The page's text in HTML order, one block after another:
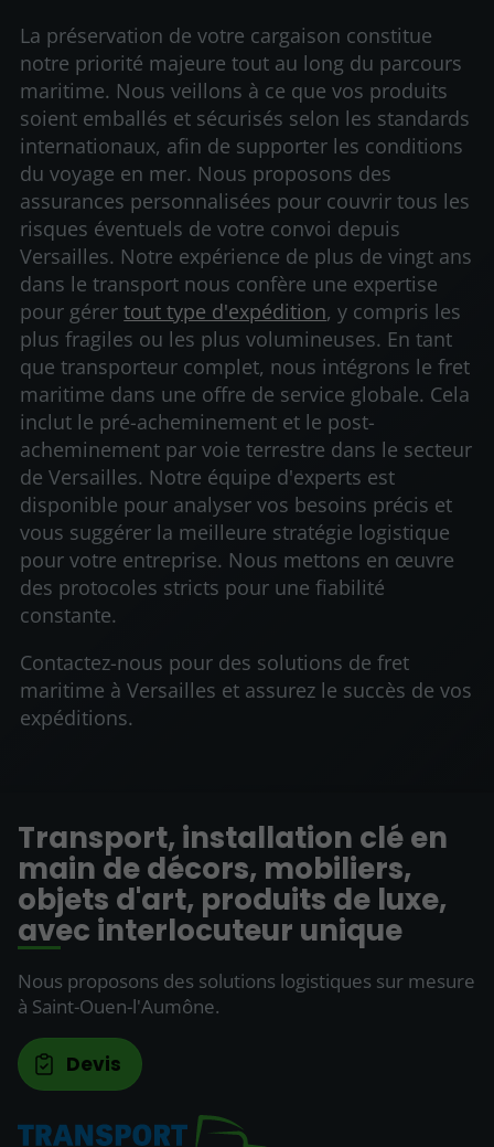
La préservation de votre cargaison constitue
notre priorité majeure tout au long du parcours
maritime. Nous veillons à ce que vos produits
soient emballés et sécurisés selon les standards
internationaux, afin de supporter les conditions
du voyage en mer. Nous proposons des
assurances personnalisées pour couvrir tous les
risques éventuels de votre convoi depuis
Versailles. Notre expérience de plus de vingt ans
dans le transport nous confère une expertise
pour gérertout type d'expédition, y compris les
plus fragiles ou les plus volumineuses. En tant
que transporteur complet, nous intégrons le fret
maritime dans une offre de service globale. Cela
inclut le pré-acheminement et le post-
acheminement par voie terrestre dans le secteur
de Versailles. Notre équipe d'experts est
disponible pour analyser vos besoins précis et
vous suggérer la meilleure stratégie logistique
pour votre entreprise. Nous mettons en œuvre
des protocoles stricts pour une fiabilité
constante.
Contactez-nous pour des solutions de fret
maritime à Versailles et assurez le succès de vos
expéditions.
Transport, installation clé en
main de décors, mobiliers,
objets d'art, produits de luxe,
avec interlocuteur unique
Nous proposons des solutions logistiques sur mesure
à Saint-Ouen-l'Aumône.
Devis